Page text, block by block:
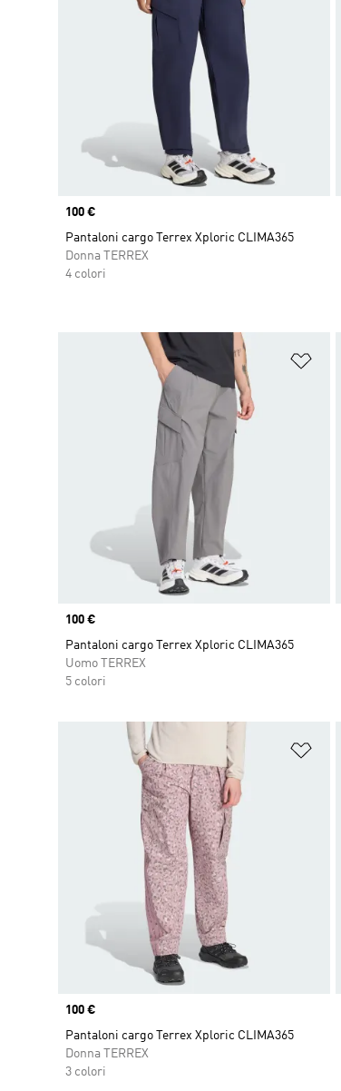
Price
100 €
Pantaloni cargo Terrex Xploric CLIMA365
Donna TERREX
4 colori
Price
100 €
Pantaloni cargo Terrex Xploric CLIMA365
Uomo TERREX
5 colori
Price
100 €
Pantaloni cargo Terrex Xploric CLIMA365
Donna TERREX
3 colori